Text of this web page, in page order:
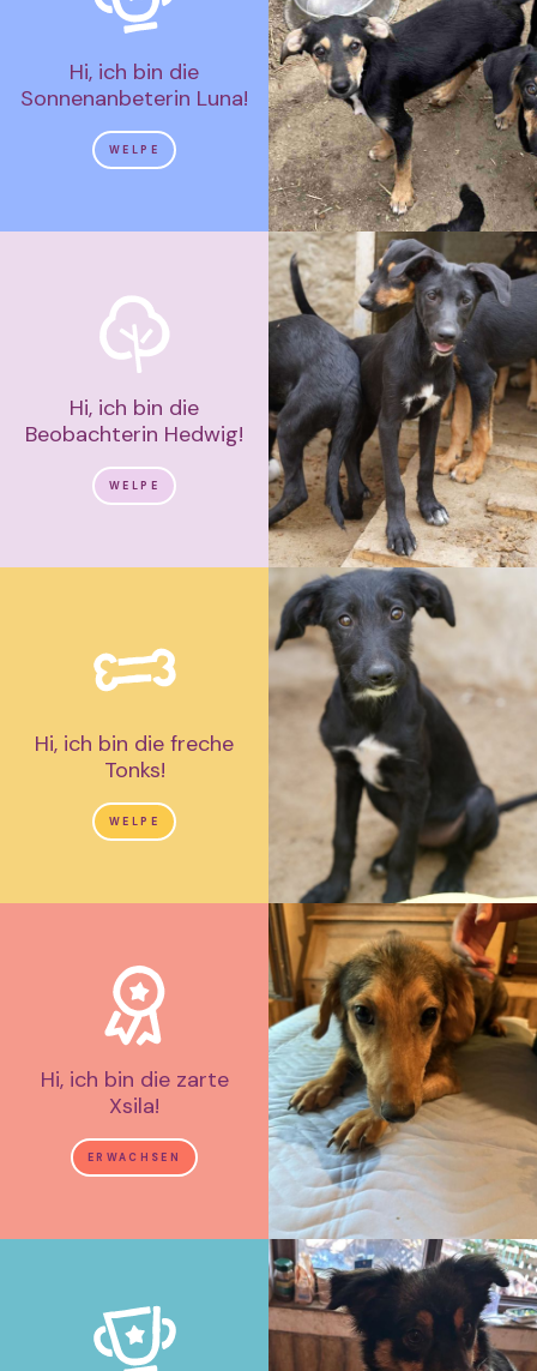
Hi, ich bin die
Sonnenanbeterin Luna!
WELPE
Hi, ich bin die
Beobachterin Hedwig!
WELPE
Hi, ich bin die freche
Tonks!
WELPE
Hi, ich bin die zarte
Xsila!
ERWACHSEN